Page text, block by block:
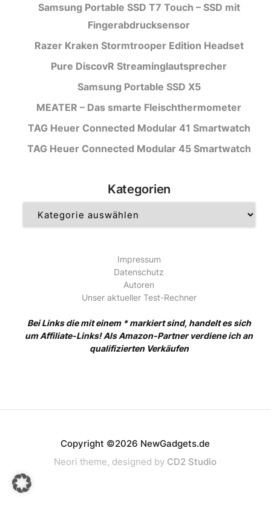
Samsung Portable SSD T7 Touch – SSD mit
Fingerabdrucksensor
Razer Kraken Stormtrooper Edition Headset
Pure DiscovR Streaminglautsprecher
Samsung Portable SSD X5
MEATER – Das smarte Fleischthermometer
TAG Heuer Connected Modular 41 Smartwatch
TAG Heuer Connected Modular 45 Smartwatch
Kategorien
Impressum
Datenschutz
Autoren
Unser aktueller Test-Rechner
Bei Links die mit einem * markiert sind, handelt es sich
um Affiliate-Links! Als Amazon-Partner verdiene ich an
qualifizierten Verkäufen
Copyright ©2026 NewGadgets.de
Neori theme, designed by CD2 Studio